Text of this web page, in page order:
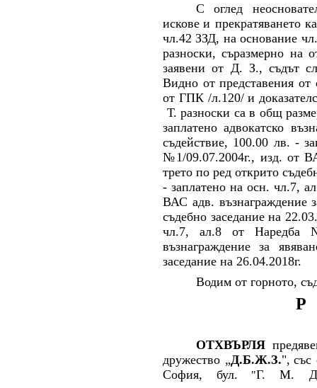
С оглед
искове и прекратяването
чл.42 ЗЗД, на основание
разноски, съразмерно на
заявени от Д. З., съдът
Видно от представения от
от ГПК /л.120/ и
Т. разноски са в общ
заплатено адвокатско
съдействие, 100.00 лв. -
№1/09.07.2004г., изд. от
трето по ред открито
- заплатено на осн. чл.7,
ВАС адв. възнаграждение
съдебно заседание на
чл.7, ал.8 от Наредба
възнаграждение за
заседание на 26.04.2018г.
Водим от горното,
Р
ОТХВЪРЛЯ
дружество „Д.Б.Ж.З.", със
София, бул. "Г. М.